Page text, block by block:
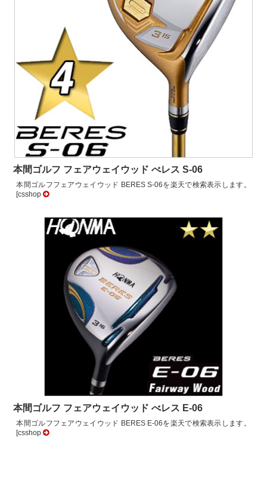
本間ゴルフ フェアウェイウッド べレス S-06
本間ゴルフフェアウェイウッド BERES S-06を楽天で検索表示します。
[csshop
本間ゴルフ フェアウェイウッド べレス E-06
本間ゴルフフェアウェイウッド BERES E-06を楽天で検索表示します。
[csshop